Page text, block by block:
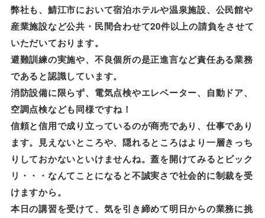
弊社も、鯖江市において宿泊ホテルや温泉施設、公民館や
産業施設など公共・民間合わせて20件以上の請負をさせて
いただいております。
避難訓練の実施や、不良個所の是正進言など責任ある業務
であると認識しています。
消防設備に限らず、電気点検やエレベーター、自動ドア、
空調点検なども同様ですね！
信頼と信用で成り立っているのが商売であり、仕事であり
ます。見えないところや、隠れるところはより一層きっち
りしておかないといけませんね。蓋を開けてみるとビック
リ・・・なんてことになると不誠実さで社会的に制裁を受
けますから。
本日の講習を受けて、気を引き締めて明日からの業務に挑